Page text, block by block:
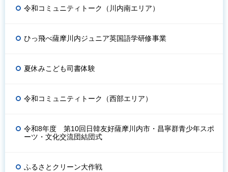
令和コミュニティトーク（川内南エリア）
ひっ飛べ薩摩川内ジュニア英国語学研修事業
夏休みこども司書体験
令和コミュニティトーク（西部エリア）
令和8年度 第10回日韓友好薩摩川内市・昌寧群青少年スポ
ーツ・文化交流団結団式
ふるさとクリーン大作戦